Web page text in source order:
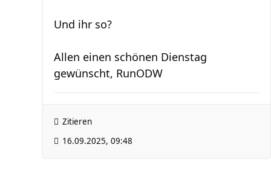
Und ihr so?
Allen einen schönen Dienstag
gewünscht, RunODW
Zitieren
16.09.2025, 09:48